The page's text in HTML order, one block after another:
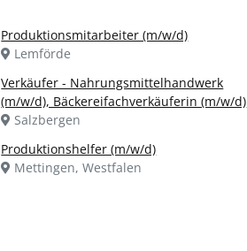
Produktionsmitarbeiter (m/w/d)
Lemförde
Verkäufer - Nahrungsmittelhandwerk
(m/w/d), Bäckereifachverkäuferin (m/w/d)
Salzbergen
Produktionshelfer (m/w/d)
Mettingen, Westfalen